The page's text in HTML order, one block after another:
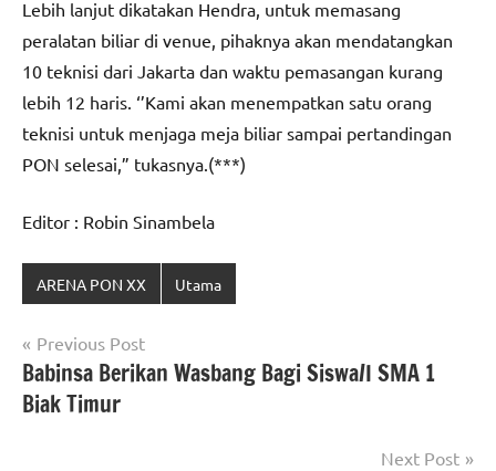
Lebih lanjut dikatakan Hendra, untuk memasang
peralatan biliar di venue, pihaknya akan mendatangkan
10 teknisi dari Jakarta dan waktu pemasangan kurang
lebih 12 haris. ‘’Kami akan menempatkan satu orang
teknisi untuk menjaga meja biliar sampai pertandingan
PON selesai,” tukasnya.(***)
Editor : Robin Sinambela
ARENA PON XX Utama
Navigasi
pos
Previous Post
Babinsa Berikan Wasbang Bagi Siswa/I SMA 1
Biak Timur
Next Post